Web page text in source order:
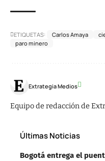
ETIQUETAS: Carlos Amaya
paro minero
Extrategia Medios
Equipo de redacción de
Últimas Noticias
Bogotá entrega el